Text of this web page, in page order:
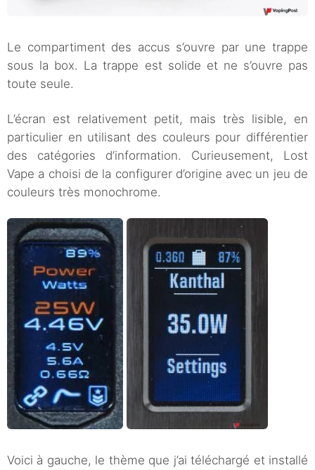
Le compartiment des accus s’ouvre par une trappe
sous la box. La trappe est solide et ne s’ouvre pas
toute seule.
L’écran est relativement petit, mais très lisible, en
particulier en utilisant des couleurs pour différentier
des catégories d’information. Curieusement, Lost
Vape a choisi de la configurer d’origine avec un jeu de
couleurs très monochrome.
Voici à gauche, le thème que j’ai téléchargé et installé